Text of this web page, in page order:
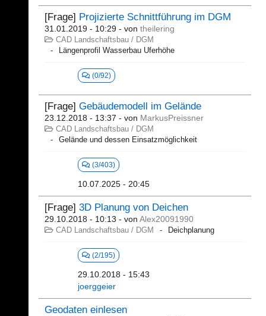
[Frage] Projizierte Schnittführung im DGM
31.01.2019 - 10:29 - von theilering
CAD Landschaftsbau / DGM
Längenprofil Wasserbau Uferhöhe
(0/92)
[Frage] Gebäudemodell im Gelände
23.12.2018 - 13:37 - von MarkusPreissner
CAD Landschaftsbau / DGM
Gelände und dessen Einsatzmöglichkeit
(3/403)
10.07.2025 - 20:45
[Frage] 3D Planung von Deichen
29.10.2018 - 10:13 - von Alex20091990
CAD Landschaftsbau / DGM Deichplanung
(2/195)
29.10.2018 - 15:43
joerggeier
Geodaten einlesen